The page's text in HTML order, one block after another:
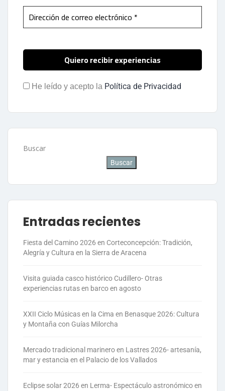
He leído y acepto la Política de Privacidad
Buscar
Buscar
Entradas recientes
Fiesta del Camino 2026 en Corteconcepción: Tradición,
Alegría y Cultura en la Sierra de Aracena
Visita guiada casco histórico Cudillero- Otras
experiencias rutas en barco en agosto
XXII Ciclo Músicas en la Cima en Benasque 2026: Cultura
y Montaña con Guías Milorcha
Mercado tradicional marinero en Lastres 2026- artesanía,
mar y estancia en el Palacio de los Vallados
Eclipse solar 2026 en Lerma- Espectáculo astronómico en